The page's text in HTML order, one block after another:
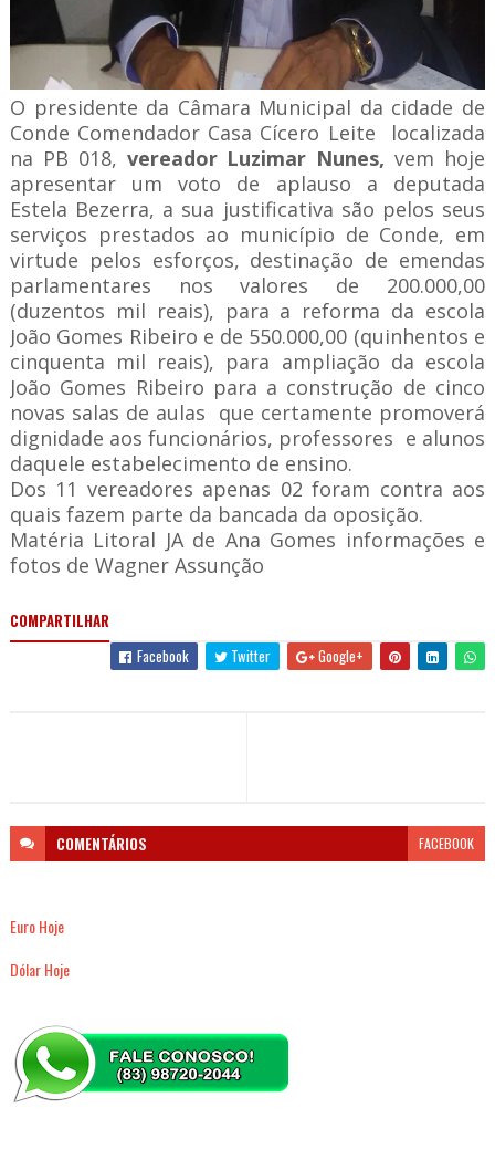
O presidente da Câmara Municipal da cidade de
Conde Comendador Casa Cícero Leite localizada
na PB 018, vereador Luzimar Nunes, vem hoje
apresentar um voto de aplauso a deputada
Estela Bezerra, a sua justificativa são pelos seus
serviços prestados ao município de Conde, em
virtude pelos esforços, destinação de emendas
parlamentares nos valores de 200.000,00
(duzentos mil reais), para a reforma da escola
João Gomes Ribeiro e de 550.000,00 (quinhentos e
cinquenta mil reais), para ampliação da escola
João Gomes Ribeiro para a construção de cinco
novas salas de aulas que certamente promoverá
dignidade aos funcionários, professores e alunos
daquele estabelecimento de ensino.
Dos 11 vereadores apenas 02 foram contra aos
quais fazem parte da bancada da oposição.
Matéria Litoral JA de Ana Gomes informações e
fotos de Wagner Assunção
COMPARTILHAR
Facebook
Twitter Google+
COMENTÁRIOS FACEBOOK
Euro Hoje
Dólar Hoje